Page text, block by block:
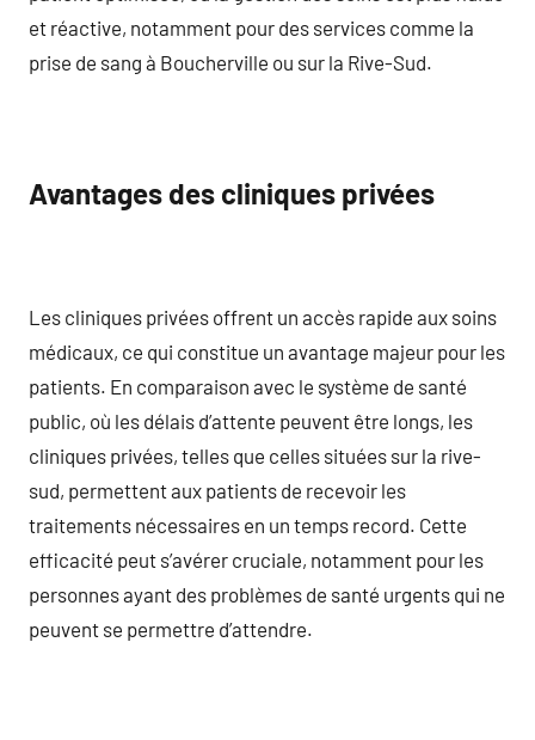
et réactive, notamment pour des services comme la
prise de sang à Boucherville ou sur la Rive-Sud.
Avantages des cliniques privées
Les cliniques privées offrent un accès rapide aux soins
médicaux, ce qui constitue un avantage majeur pour les
patients. En comparaison avec le système de santé
public, où les délais d’attente peuvent être longs, les
cliniques privées, telles que celles situées sur la rive-
sud, permettent aux patients de recevoir les
traitements nécessaires en un temps record. Cette
efficacité peut s’avérer cruciale, notamment pour les
personnes ayant des problèmes de santé urgents qui ne
peuvent se permettre d’attendre.